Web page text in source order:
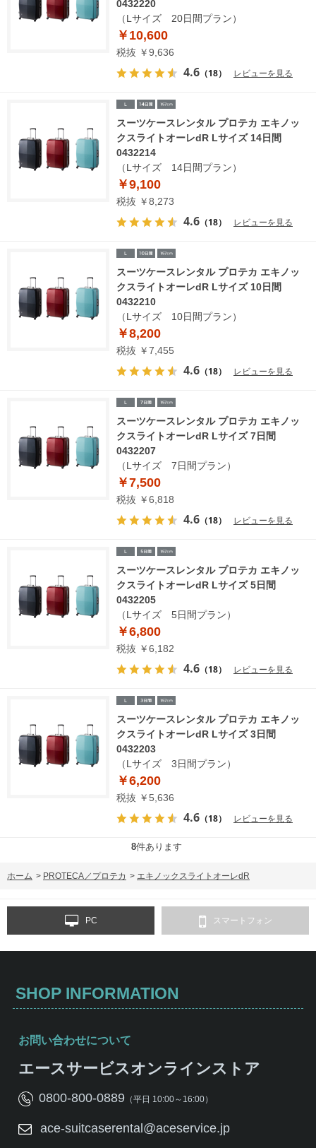
0432220
（Lサイズ 20日間プラン）
￥10,600
税抜 ￥9,636
4.6 （18） レビューを見る
スーツケースレンタル プロテカ エキノッ
クスライトオーレdR Lサイズ 14日間
0432214
（Lサイズ 14日間プラン）
￥9,100
税抜 ￥8,273
4.6 （18） レビューを見る
スーツケースレンタル プロテカ エキノッ
クスライトオーレdR Lサイズ 10日間
0432210
（Lサイズ 10日間プラン）
￥8,200
税抜 ￥7,455
4.6 （18） レビューを見る
スーツケースレンタル プロテカ エキノッ
クスライトオーレdR Lサイズ 7日間
0432207
（Lサイズ 7日間プラン）
￥7,500
税抜 ￥6,818
4.6 （18） レビューを見る
スーツケースレンタル プロテカ エキノッ
クスライトオーレdR Lサイズ 5日間
0432205
（Lサイズ 5日間プラン）
￥6,800
税抜 ￥6,182
4.6 （18） レビューを見る
スーツケースレンタル プロテカ エキノッ
クスライトオーレdR Lサイズ 3日間
0432203
（Lサイズ 3日間プラン）
￥6,200
税抜 ￥5,636
4.6 （18） レビューを見る
8件あります
ホーム > PROTECA／プロテカ > エキノックスライトオーレdR
PC スマートフォン
SHOP INFORMATION
お問い合わせについて
エースサービスオンラインストア
0800-800-0889（平日 10:00～16:00）
ace-suitcaserental@aceservice.jp